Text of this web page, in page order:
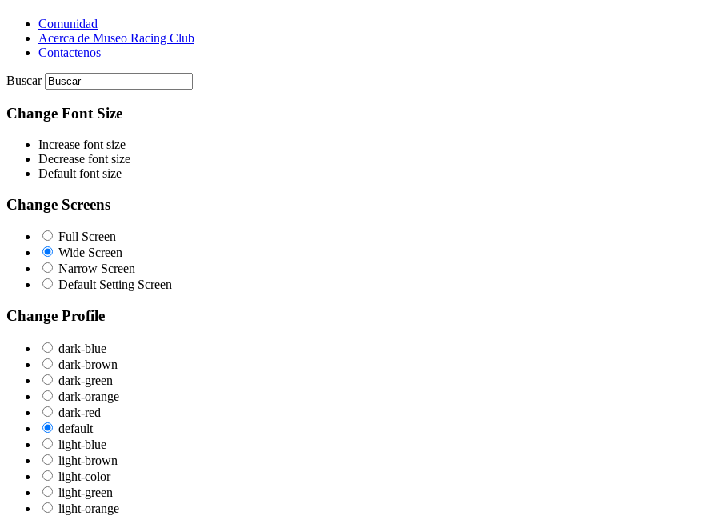
Comunidad
Acerca de Museo Racing Club
Contactenos
Buscar
Change Font Size
Increase font size
Decrease font size
Default font size
Change Screens
Full Screen
Wide Screen
Narrow Screen
Default Setting Screen
Change Profile
dark-blue
dark-brown
dark-green
dark-orange
dark-red
default
light-blue
light-brown
light-color
light-green
light-orange